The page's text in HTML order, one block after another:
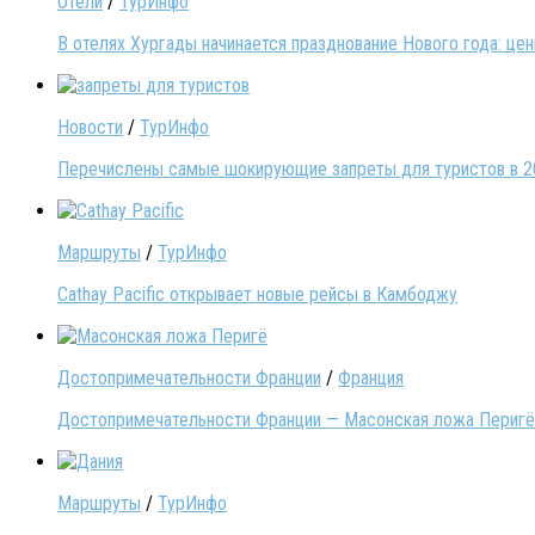
В отелях Хургады начинается празднование Нового года:
Новости / ТурИнфо
Перечислены самые шокирующие запреты для туристов в
Маршруты / ТурИнфо
Cathay Pacific открывает новые рейсы в Камбоджу
Достопримечательности Франции / Франция
Достопримечательности Франции — Масонская ложа Перигё
Маршруты / ТурИнфо